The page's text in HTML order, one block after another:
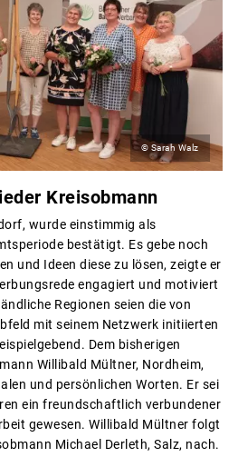
© Sarah Walz
Kreisobmann
wurde einstimmig als
bestätigt. Es gebe noch
und Ideen diese zu lösen, zeigte er
engagiert und motiviert
Regionen seien die von
mit seinem Netzwerk initiierten
Dem bisherigen
Willibald Mültner, Nordheim,
und persönlichen Worten. Er sei
ein freundschaftlich verbundener
gewesen. Willibald Mültner folgt
Michael Derleth, Salz, nach.